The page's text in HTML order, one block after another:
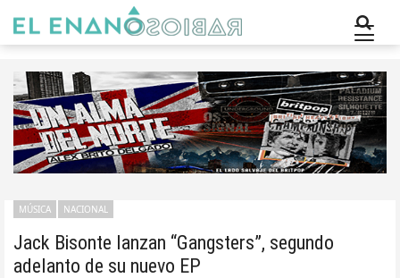
Jack Bisonte lanzan “Gangsters”, segundo
adelanto de su nuevo EP
MÚSICA NACIONAL